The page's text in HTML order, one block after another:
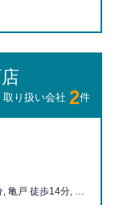
取り扱い会社 2件
亀戸 徒歩14分, 西